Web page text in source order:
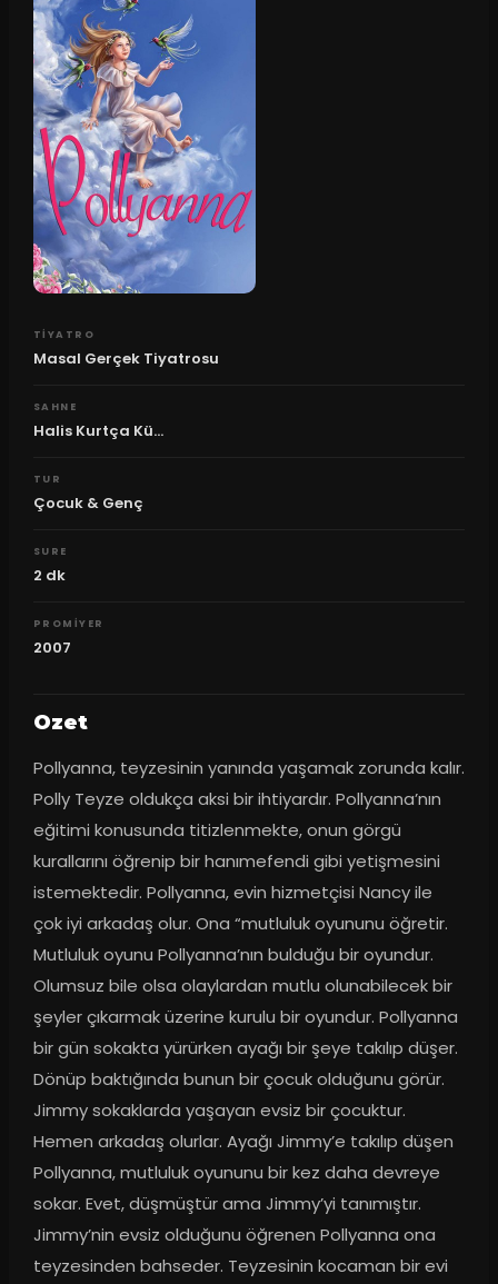
TIYATRO
Masal Gerçek Tiyatrosu
SAHNE
Halis Kurtça Kü...
TUR
Çocuk & Genç
SURE
2 dk
PROMIYER
2007
Ozet
Pollyanna, teyzesinin yanında yaşamak zorunda kalır.
Polly Teyze oldukça aksi bir ihtiyardır. Pollyanna’nın
eğitimi konusunda titizlenmekte, onun görgü
kurallarını öğrenip bir hanımefendi gibi yetişmesini
istemektedir. Pollyanna, evin hizmetçisi Nancy ile
çok iyi arkadaş olur. Ona “mutluluk oyununu öğretir.
Mutluluk oyunu Pollyanna’nın bulduğu bir oyundur.
Olumsuz bile olsa olaylardan mutlu olunabilecek bir
şeyler çıkarmak üzerine kurulu bir oyundur. Pollyanna
bir gün sokakta yürürken ayağı bir şeye takılıp düşer.
Dönüp baktığında bunun bir çocuk olduğunu görür.
Jimmy sokaklarda yaşayan evsiz bir çocuktur.
Hemen arkadaş olurlar. Ayağı Jimmy’e takılıp düşen
Pollyanna, mutluluk oyununu bir kez daha devreye
sokar. Evet, düşmüştür ama Jimmy’yi tanımıştır.
Jimmy’nin evsiz olduğunu öğrenen Pollyanna ona
teyzesinden bahseder. Teyzesinin kocaman bir evi